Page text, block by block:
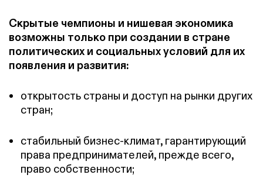
Скрытые чемпионы и нишевая экономика
возможны только при создании в стране
политических и социальных условий для их
появления и развития:
открытость страны и доступ на рынки других
стран;
стабильный бизнес-климат, гарантирующий
права предпринимателей, прежде всего,
право собственности;